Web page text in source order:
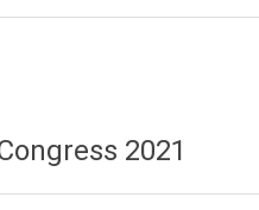
2021